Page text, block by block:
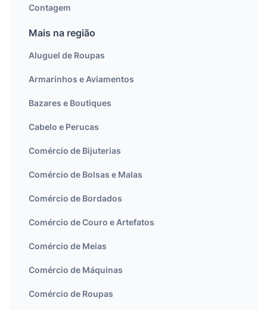
Contagem
Mais na região
Aluguel de Roupas
Armarinhos e Aviamentos
Bazares e Boutiques
Cabelo e Perucas
Comércio de Bijuterias
Comércio de Bolsas e Malas
Comércio de Bordados
Comércio de Couro e Artefatos
Comércio de Meias
Comércio de Máquinas
Comércio de Roupas